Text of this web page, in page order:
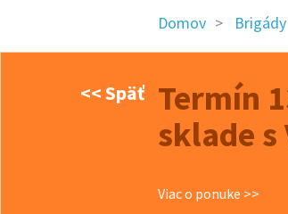
Domov Brigády
<< Späť Termín
sklade s
Viac o ponuke >>